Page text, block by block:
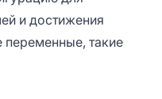
и достижения
переменные, такие